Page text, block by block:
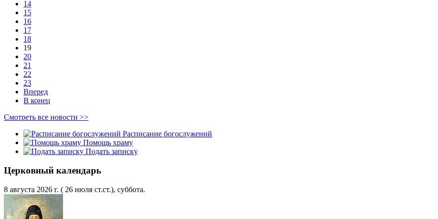
14
15
16
17
18
19
20
21
22
23
Вперед
В конец
Смотреть все новости >>
Расписание богослужений
Помощь храму
Подать записку
Церковный календарь
8 августа 2026 г. ( 26 июля ст.ст.), суббота.